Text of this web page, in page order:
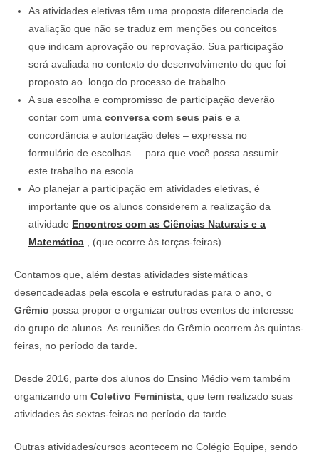
As atividades eletivas têm uma proposta diferenciada de
avaliação que não se traduz em menções ou conceitos
que indicam aprovação ou reprovação. Sua participação
será avaliada no contexto do desenvolvimento do que foi
proposto ao longo do processo de trabalho.
A sua escolha e compromisso de participação deverão
contar com uma conversa com seus pais e a
concordância e autorização deles – expressa no
formulário de escolhas – para que você possa assumir
este trabalho na escola.
Ao planejar a participação em atividades eletivas, é
importante que os alunos considerem a realização da
atividade Encontros com as Ciências Naturais e a
Matemática , (que ocorre às terças-feiras).
Contamos que, além destas atividades sistemáticas
desencadeadas pela escola e estruturadas para o ano, o
Grêmio possa propor e organizar outros eventos de interesse
do grupo de alunos. As reuniões do Grêmio ocorrem às quintas-
feiras, no período da tarde.
Desde 2016, parte dos alunos do Ensino Médio vem também
organizando um Coletivo Feminista, que tem realizado suas
atividades às sextas-feiras no período da tarde.
Outras atividades/cursos acontecem no Colégio Equipe, sendo